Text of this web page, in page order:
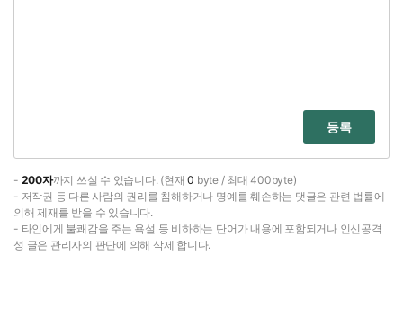
등록
- 200자까지 쓰실 수 있습니다. (현재0 byte / 최대 400byte)
- 저작권 등 다른 사람의 권리를 침해하거나 명예를 훼손하는 댓글은 관련 법률에
의해 제재를 받을 수 있습니다.
- 타인에게 불쾌감을 주는 욕설 등 비하하는 단어가 내용에 포함되거나 인신공격
성 글은 관리자의 판단에 의해 삭제 합니다.